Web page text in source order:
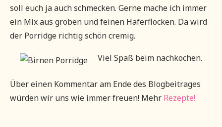
soll euch ja auch schmecken. Gerne mache ich immer
ein Mix aus groben und feinen Haferflocken. Da wird
der Porridge richtig schön cremig.
Viel Spaß beim nachkochen.
Über einen Kommentar am Ende des Blogbeitrages
würden wir uns wie immer freuen! Mehr Rezepte!